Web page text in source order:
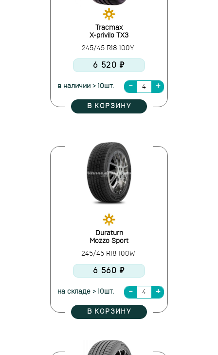
Tracmax
X-privilo TX3
245/45 R18 100Y
6 520 ₽
в наличии > 10шт.
В КОРЗИНУ
Duraturn
Mozzo Sport
245/45 R18 100W
6 560 ₽
на складе > 10шт.
В КОРЗИНУ